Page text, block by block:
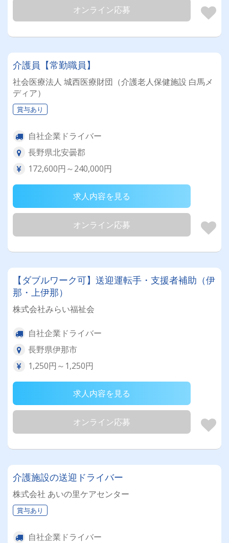
オンライン応募
介護員【常勤職員】
社会医療法人 城西医療財団（介護老人保健施設 白馬メ
ディア）
賞与あり
自社企業ドライバー
長野県北安曇郡
172,600円～240,000円
求人内容を見る
オンライン応募
【ダブルワーク可】送迎運転手・支援者補助（伊
那・上伊那）
株式会社みらい福祉会
自社企業ドライバー
長野県伊那市
1,250円～1,250円
求人内容を見る
オンライン応募
介護施設の送迎ドライバー
株式会社 あいの里ケアセンター
賞与あり
自社企業ドライバー